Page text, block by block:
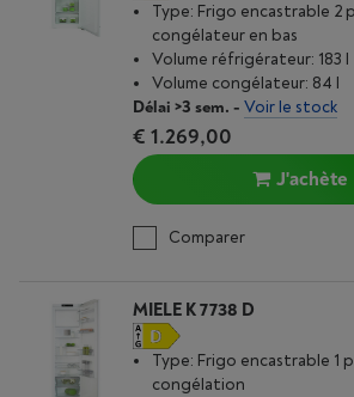
Type: Frigo encastrable 2
congélateur en bas
Volume réfrigérateur: 183 l
Volume congélateur: 84 l
Délai >3 sem. - Voir le stock
€ 1.269,00
J'achète
Comparer
MIELE K 7738 D
Type: Frigo encastrable 1
congélation